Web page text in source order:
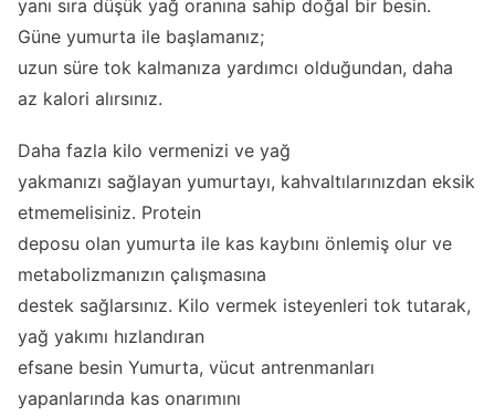
yanı sıra düşük yağ oranına sahip doğal bir besin.
Güne yumurta ile başlamanız;
uzun süre tok kalmanıza yardımcı olduğundan, daha
az kalori alırsınız.
Daha fazla kilo vermenizi ve yağ
yakmanızı sağlayan yumurtayı, kahvaltılarınızdan eksik
etmemelisiniz. Protein
deposu olan yumurta ile kas kaybını önlemiş olur ve
metabolizmanızın çalışmasına
destek sağlarsınız. Kilo vermek isteyenleri tok tutarak,
yağ yakımı hızlandıran
efsane besin Yumurta, vücut antrenmanları
yapanlarında kas onarımını